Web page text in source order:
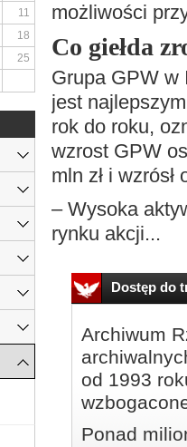
możliwości
Co giełda
Grupa GPW w
jest
rok do roku,
wzrost GPW
mln zł i
– Wysoka
rynku akcji...
Dostęp do
Archiwum
od 1993
Ponad
11
18
25